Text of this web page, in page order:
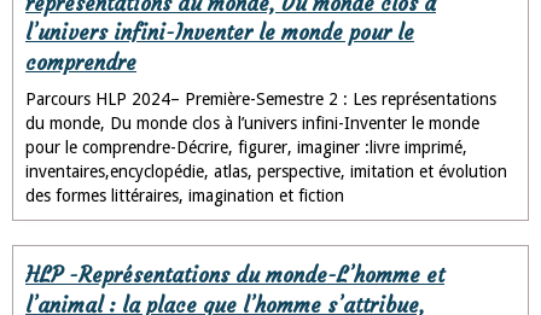
l’univers infini-Inventer le monde pour le
comprendre
Parcours HLP 2024– Première-Semestre 2 : Les représentations
du monde, Du monde clos à l’univers infini-Inventer le monde
pour le comprendre-Décrire, figurer, imaginer :livre imprimé,
inventaires,encyclopédie, atlas, perspective, imitation et évolution
des formes littéraires, imagination et fiction
HLP -Représentations du monde-L’homme et
l’animal : la place que l’homme s’attribue,